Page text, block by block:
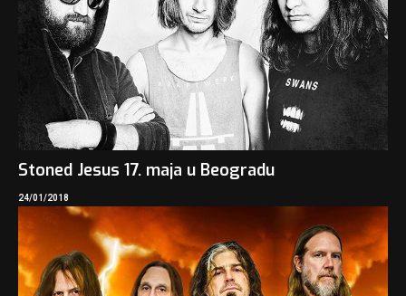
Stoned Jesus 17. maja u Beogradu
24/01/2018